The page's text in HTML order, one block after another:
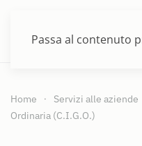
Passa al contenuto
Home Servizi alle aziende
Ordinaria (C.I.G.O.)